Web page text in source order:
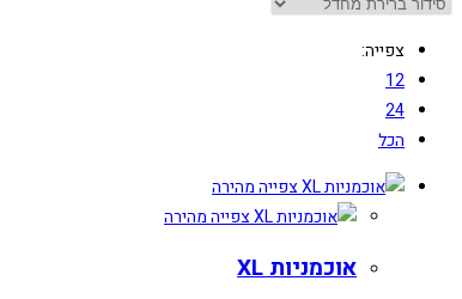
צפייה:
12
24
הכל
צפייה מהירה
צפייה מהירה
אוכמניות XL